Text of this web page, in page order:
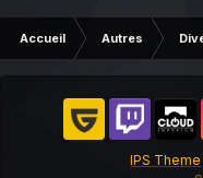
Accueil Autres
IPS Theme